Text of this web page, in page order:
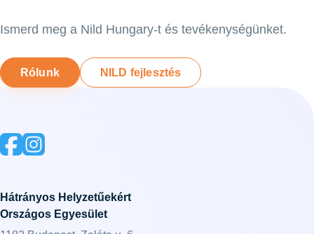
Ismerd meg a Nild Hungary-t és tevékenységünket.
Rólunk NILD fejlesztés
Hátrányos Helyzetűekért
Országos Egyesület